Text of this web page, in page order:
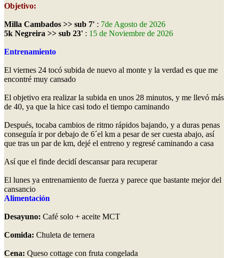
Objetivo:
Milla Cambados >> sub 7' : 7de Agosto de 2026
5k Negreira >> sub 23' : 15 de Noviembre de 2026
Entrenamiento
El viernes 24 tocó subida de nuevo al monte y la verdad es que me
encontré muy cansado
El objetivo era realizar la subida en unos 28 minutos, y me llevó más
de 40, ya que la hice casi todo el tiempo caminando
Después, tocaba cambios de ritmo rápidos bajando, y a duras penas
conseguía ir por debajo de 6´el km a pesar de ser cuesta abajo, así
que tras un par de km, dejé el entreno y regresé caminando a casa
Así que el finde decidí descansar para recuperar
El lunes ya entrenamiento de fuerza y parece que bastante mejor del
cansancio
Alimentación
Desayuno: Café solo + aceite MCT
Comida: Chuleta de ternera
Cena: Queso cottage con fruta congelada